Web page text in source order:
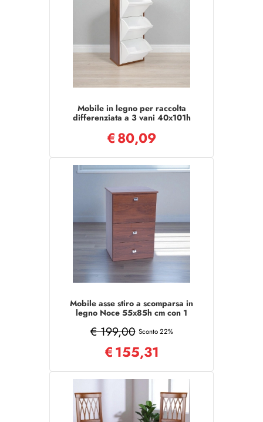
Mobile in legno per raccolta
differenziata a 3 vani 40x101h
€80,09
Mobile asse stiro a scomparsa in
legno Noce 55x85h cm con 1
€ 199,00 Sconto 22%
€155,31